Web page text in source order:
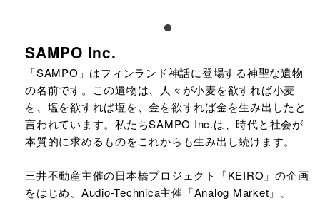
SAMPO Inc.
「SAMPO」はフィンランド神話に登場する神聖な遺物
の名前です。この遺物は、人々が小麦を欲すれば小麦
を、塩を欲すれば塩を、金を欲すれば金を生み出したと
言われています。私たちSAMPO Inc.は、時代と社会が
本質的に求めるものをこれからも生み出し続けます。
三井不動産主催の日本橋プロジェクト「KEIRO」の企画
をはじめ、Audio-Technica主催「Analog Market」、